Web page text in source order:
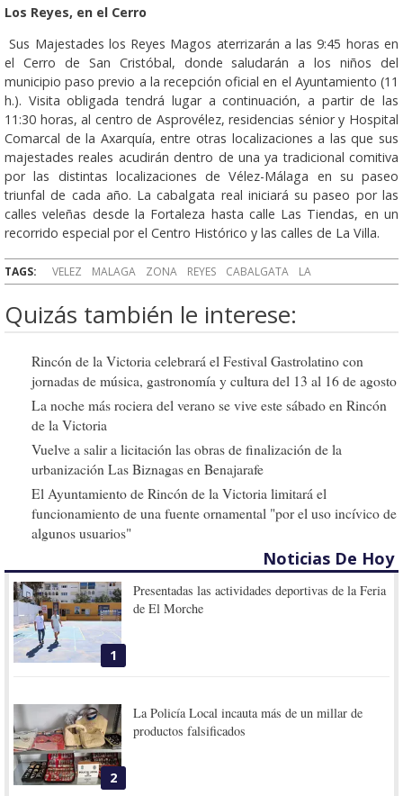
Los Reyes, en el Cerro
Sus Majestades los Reyes Magos aterrizarán a las 9:45 horas en
el Cerro de San Cristóbal, donde saludarán a los niños del
municipio paso previo a la recepción oficial en el Ayuntamiento (11
h.). Visita obligada tendrá lugar a continuación, a partir de las
11:30 horas, al centro de Asprovélez, residencias sénior y Hospital
Comarcal de la Axarquía, entre otras localizaciones a las que sus
majestades reales acudirán dentro de una ya tradicional comitiva
por las distintas localizaciones de Vélez-Málaga en su paseo
triunfal de cada año. La cabalgata real iniciará su paseo por las
calles veleñas desde la Fortaleza hasta calle Las Tiendas, en un
recorrido especial por el Centro Histórico y las calles de La Villa.
TAGS: VELEZ MALAGA ZONA REYES CABALGATA LA
Quizás también le interese:
Rincón de la Victoria celebrará el Festival Gastrolatino con
jornadas de música, gastronomía y cultura del 13 al 16 de agosto
La noche más rociera del verano se vive este sábado en Rincón
de la Victoria
Vuelve a salir a licitación las obras de finalización de la
urbanización Las Biznagas en Benajarafe
El Ayuntamiento de Rincón de la Victoria limitará el
funcionamiento de una fuente ornamental "por el uso incívico de
algunos usuarios"
Noticias De Hoy
1
Presentadas las actividades deportivas de la Feria
de El Morche
2
La Policía Local incauta más de un millar de
productos falsificados